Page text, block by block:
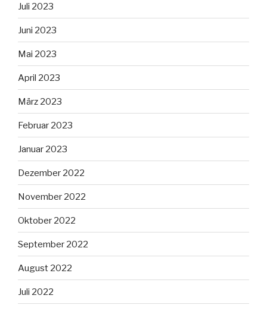
Juli 2023
Juni 2023
Mai 2023
April 2023
März 2023
Februar 2023
Januar 2023
Dezember 2022
November 2022
Oktober 2022
September 2022
August 2022
Juli 2022